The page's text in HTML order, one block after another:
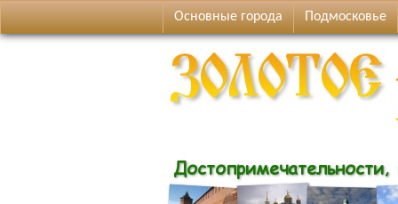
Основные города Подмосковье